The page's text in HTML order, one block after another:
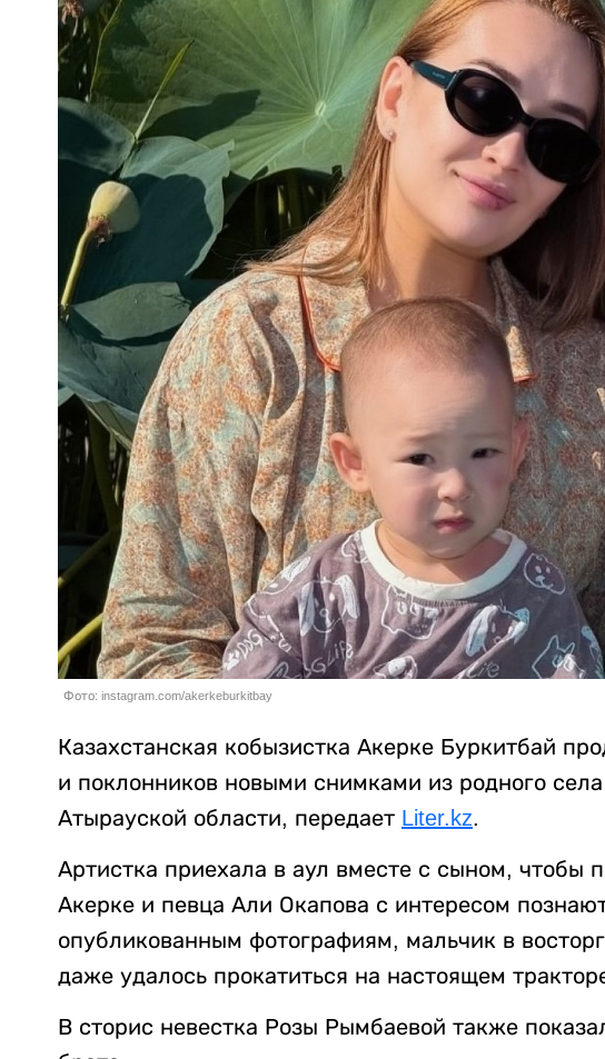
Фото: instagram.com/akerkeburkitbay
Казахстанская кобызистка Акерке Буркитбай
и поклонников новыми снимками из родного
Атырауской области, передает Liter.kz.
Артистка приехала в аул вместе с сыном, чтобы
Акерке и певца Али Окапова с интересом
опубликованным фотографиям, мальчик в
даже удалось прокатиться на настоящем
В сторис невестка Розы Рымбаевой также